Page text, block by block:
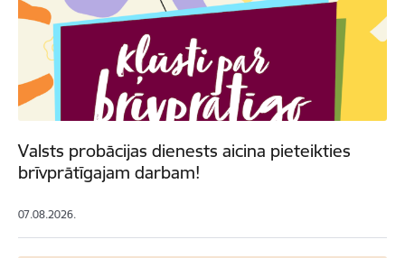
Valsts probācijas dienests aicina pieteikties
brīvprātīgajam darbam!
07.08.2026.